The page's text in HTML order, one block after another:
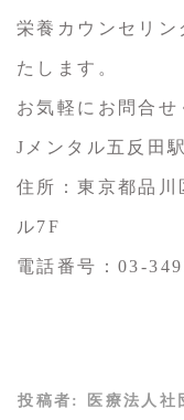
栄養カウンセリン
たします。
お気軽にお問合せ
Jメンタル五反田
住所：東京都品
ル7F
電話番号：03-
投稿者: 医療法人社